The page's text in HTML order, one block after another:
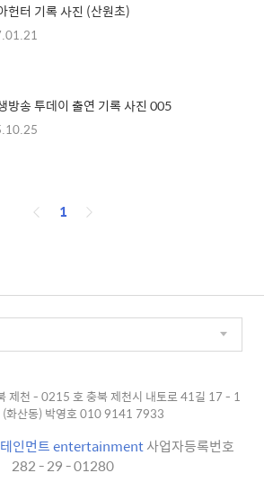
헌터 기록 사진 (산원초)
방송 투데이 출연 기록 사진 005
페
1
제천 - 0215 호 충북 제천시 내토로 41길 17 - 1
(화산동) 박영호 010 9141 7933
테인먼트 entertainment사업자등록번호
282 - 29 - 01280